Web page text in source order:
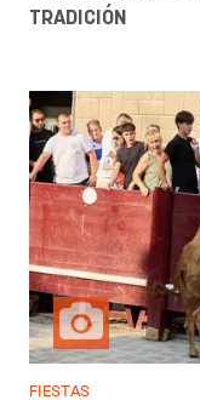
TRADICIÓN
FIESTAS